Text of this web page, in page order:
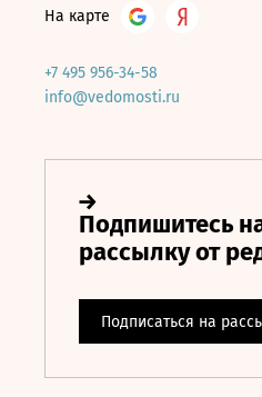
На карте
+7 495 956-34-58
info@vedomosti.ru